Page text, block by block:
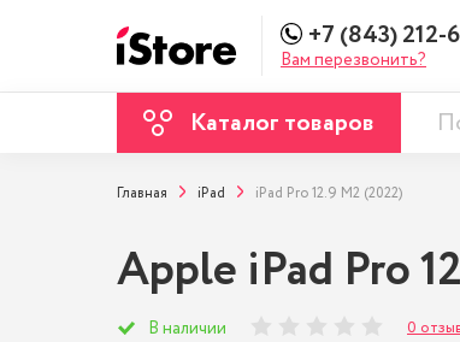
+7 (843) 212-
Вам перезвонить?
Каталог товаров
Главная iPad iPad Pro 12.9 M2 (2022)
Apple iPad Pro
В наличии 0